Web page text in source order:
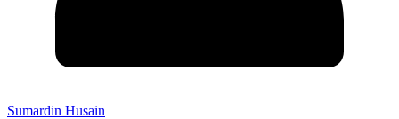
Sumardin Husain